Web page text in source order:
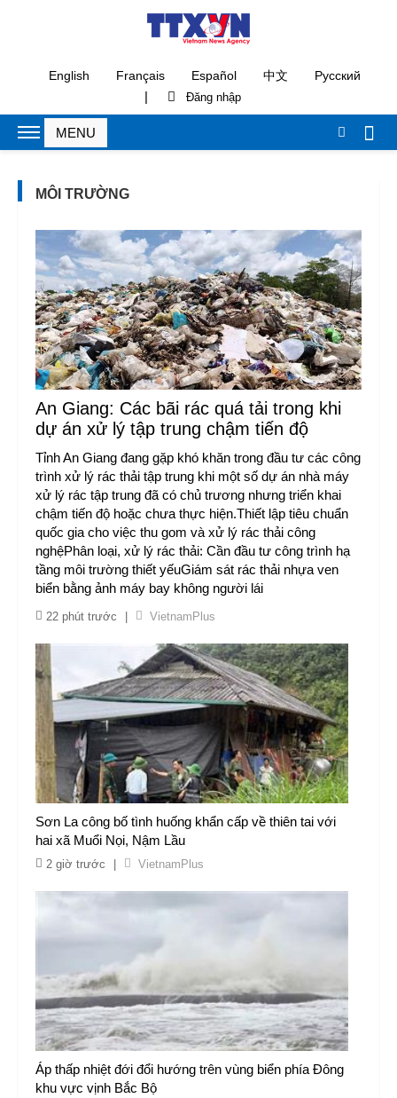
English Français Español 中文 Русский
|
MÔI TRƯỜNG
An Giang: Các bãi rác quá tải trong khi
dự án xử lý tập trung chậm tiến độ
Tỉnh An Giang đang gặp khó khăn trong đầu tư các công
trình xử lý rác thải tập trung khi một số dự án nhà máy
xử lý rác tập trung đã có chủ trương nhưng triển khai
chậm tiến độ hoặc chưa thực hiện.Thiết lập tiêu chuẩn
quốc gia cho việc thu gom và xử lý rác thải công
nghệPhân loại, xử lý rác thải: Cần đầu tư công trình hạ
tầng môi trường thiết yếuGiám sát rác thải nhựa ven
biển bằng ảnh máy bay không người lái
22 phút trước VietnamPlus
Sơn La công bố tình huống khẩn cấp về thiên tai với
hai xã Muổi Nọi, Nậm Lầu
2 giờ trước VietnamPlus
Áp thấp nhiệt đới đổi hướng trên vùng biển phía Đông
khu vực vịnh Bắc Bộ